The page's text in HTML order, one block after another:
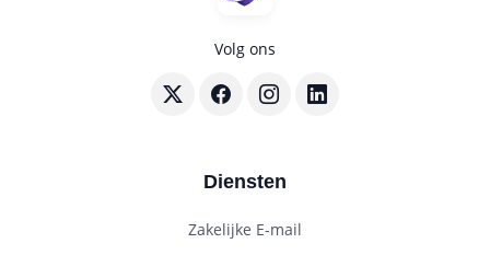
Volg ons
Volg BouwenWebsites.nl op X
Volg BouwenWebsites.nl op
Volg BouwenWebsites.nl op
Volg
Diensten
Zakelijke E-mail